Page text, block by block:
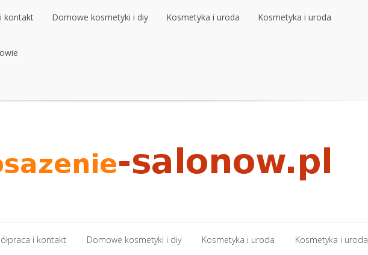
kontakt Domowe kosmetyki i diy Kosmetyka i uroda Kosmetyka i uroda
i kontakt Domowe kosmetyki i diy Kosmetyka i uroda Kosmetyka i uroda